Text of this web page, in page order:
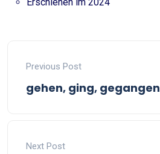
Previous Post
gehen, ging, gegangen
Next Post